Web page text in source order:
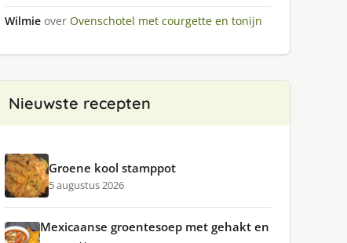
Wilmie over Ovenschotel met courgette en tonijn
Nieuwste recepten
Groene kool stamppot
5 augustus 2026
Mexicaanse groentesoep met gehakt en